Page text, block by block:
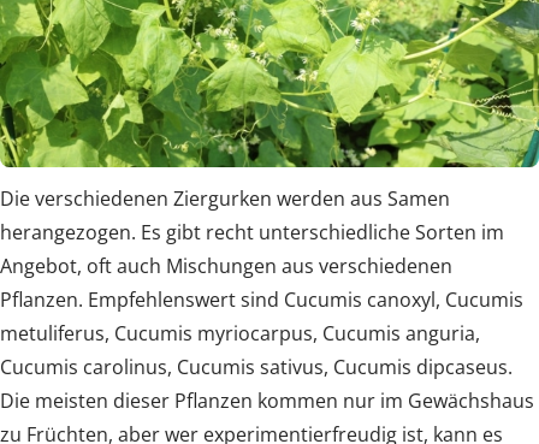
Die verschiedenen Ziergurken werden aus Samen
herangezogen. Es gibt recht unterschiedliche Sorten im
Angebot, oft auch Mischungen aus verschiedenen
Pflanzen. Empfehlenswert sind Cucumis canoxyl, Cucumis
metuliferus, Cucumis myriocarpus, Cucumis anguria,
Cucumis carolinus, Cucumis sativus, Cucumis dipcaseus.
Die meisten dieser Pflanzen kommen nur im Gewächshaus
zu Früchten, aber wer experimentierfreudig ist, kann es